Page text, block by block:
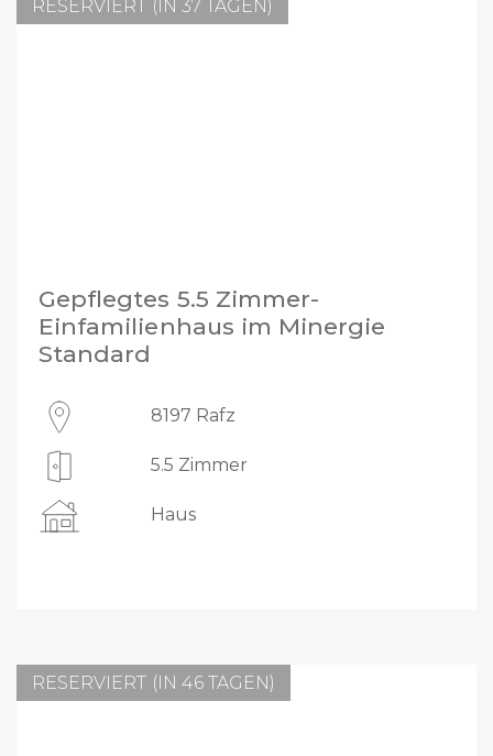
RESERVIERT (IN 37 TAGEN)
Gepflegtes 5.5 Zimmer-
Einfamilienhaus im Minergie
Standard
8197 Rafz
5.5 Zimmer
Haus
RESERVIERT (IN 46 TAGEN)